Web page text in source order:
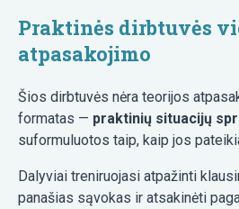
Praktinės dirbtuvės
atpasakojimo
Šios dirbtuvės nėra teorijos
formatas — praktinių situacijų
suformuluotos taip, kaip jos
Dalyviai treniruojasi atpažinti
panašias sąvokas ir atsakinėti